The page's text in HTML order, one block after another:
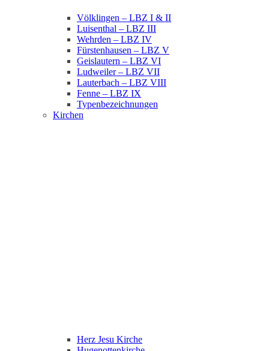
Völklingen – LBZ I & II
Luisenthal – LBZ III
Wehrden – LBZ IV
Fürstenhausen – LBZ V
Geislautern – LBZ VI
Ludweiler – LBZ VII
Lauterbach – LBZ VIII
Fenne – LBZ IX
Typenbezeichnungen
Kirchen
Herz Jesu Kirche